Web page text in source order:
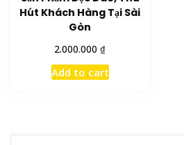
Hút Khách Hàng Tại Sài
Gòn
2.000.000 ₫
Add to cart